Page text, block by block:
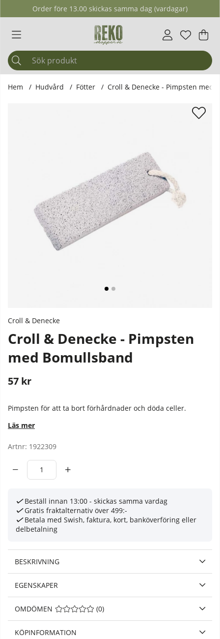
Order före 13.00 skickas samma dag (vardagar)
Antal i
. .
Hem Hudvård Fötter Croll & Denecke - Pimpsten med
Produktbilder Croll & Denecke - Pimpsten med
Croll & Denecke
Croll & Denecke - Pimpsten
med Bomullsband
57 kr
Pimpsten för att ta bort förhårdnader och döda celler.
Läs mer
Artnr: 1922309
Beställ innan 13:00 - skickas samma vardag
Gratis fraktalternativ över 499:-
Betala med Swish, faktura, kort, banköverföring eller
delbetalning
BESKRIVNING
EGENSKAPER
OMDÖMEN MEDELBETYG 0 AV 5 ANTAL BETYG 0
(0)
KÖPINFORMATION